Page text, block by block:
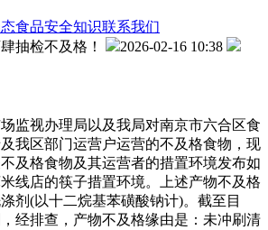
食品安全知识联系我们
抽检不及格！
2026-02-16 10:38
视办理局以及我局对南京市六合区食
我区部门运营户运营的不及格食物，现
及格食物及其运营者的措置环境发布如
线店的筷子措置环境。上述产物不及格
剂(以十二烷基苯磺酸钠计)。截至目
经排查，产物不及格缘由是：未冲刷清